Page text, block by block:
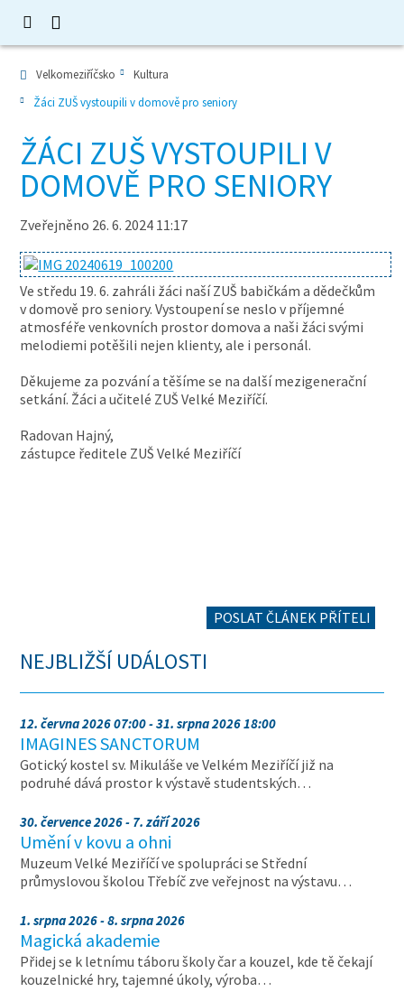
Velkomeziříčsko
Kultura
Žáci ZUŠ vystoupili v domově pro seniory
ŽÁCI ZUŠ VYSTOUPILI V
DOMOVĚ PRO SENIORY
Zveřejněno 26. 6. 2024 11:17
Ve středu 19. 6. zahráli žáci naší ZUŠ babičkám a dědečkům
v domově pro seniory. Vystoupení se neslo v příjemné
atmosféře venkovních prostor domova a naši žáci svými
melodiemi potěšili nejen klienty, ale i personál.
Děkujeme za pozvání a těšíme se na další mezigenerační
setkání. Žáci a učitelé ZUŠ Velké Meziříčí.
Radovan Hajný,
zástupce ředitele ZUŠ Velké Meziříčí
POSLAT ČLÁNEK PŘÍTELI
NEJBLIŽŠÍ UDÁLOSTI
12. června 2026 07:00 - 31. srpna 2026 18:00
IMAGINES SANCTORUM
Gotický kostel sv. Mikuláše ve Velkém Meziříčí již na
podruhé dává prostor k výstavě studentských…
30. července 2026 - 7. září 2026
Umění v kovu a ohni
Muzeum Velké Meziříčí ve spolupráci se Střední
průmyslovou školou Třebíč zve veřejnost na výstavu…
1. srpna 2026 - 8. srpna 2026
Magická akademie
Přidej se k letnímu táboru školy čar a kouzel, kde tě čekají
kouzelnické hry, tajemné úkoly, výroba…